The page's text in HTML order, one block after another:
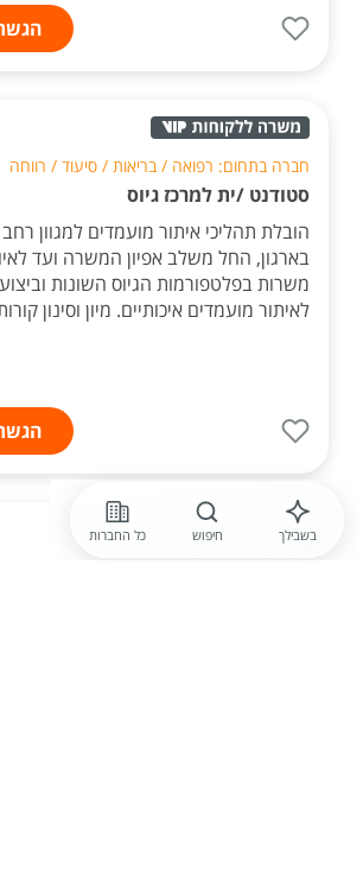
חברה בתחום: רפואה / בריאות / סיעוד / רווחה
סטודנט /ית למרכז גיוס
הובלת תהליכי איתור מועמדים למגוון
בארגון, החל משלב אפיון המשרה ועד
משרות בפלטפורמות הגיוס השונות וביצוע
לאיתור מועמדים איכותיים. מיון וסינון
בשבילך חיפוש כל החברות